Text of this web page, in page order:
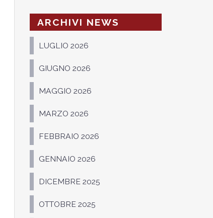
ARCHIVI NEWS
LUGLIO 2026
GIUGNO 2026
MAGGIO 2026
MARZO 2026
FEBBRAIO 2026
GENNAIO 2026
DICEMBRE 2025
OTTOBRE 2025